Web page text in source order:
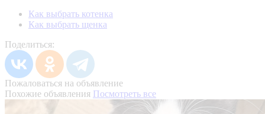
Как выбрать котенка
Как выбрать щенка
Поделиться:
Пожаловаться на объявление
Похожие объявления Посмотреть все